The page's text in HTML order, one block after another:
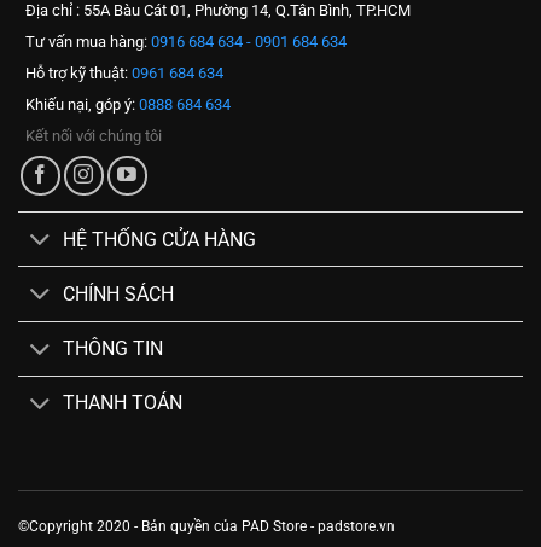
Địa chỉ : 55A Bàu Cát 01, Phường 14, Q.Tân Bình, TP.HCM
Tư vấn mua hàng: 0916 684 634 - 0901 684 634
Hỗ trợ kỹ thuật: 0961 684 634
Khiếu nại, góp ý: 0888 684 634
Kết nối với chúng tôi
HỆ THỐNG CỬA HÀNG
CHÍNH SÁCH
THÔNG TIN
THANH TOÁN
©Copyright 2020 - Bản quyền của PAD Store - padstore.vn